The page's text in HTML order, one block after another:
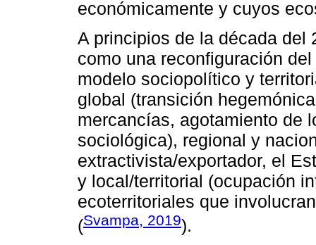
económicamente y cuyos
A principios de la década del
como una reconfiguración
modelo sociopolítico y
global (transición
mercancías, agotamiento de
sociológica), regional y
extractivista/exportador, el
y local/territorial (ocupación
ecoterritoriales que
(Svampa, 2019).